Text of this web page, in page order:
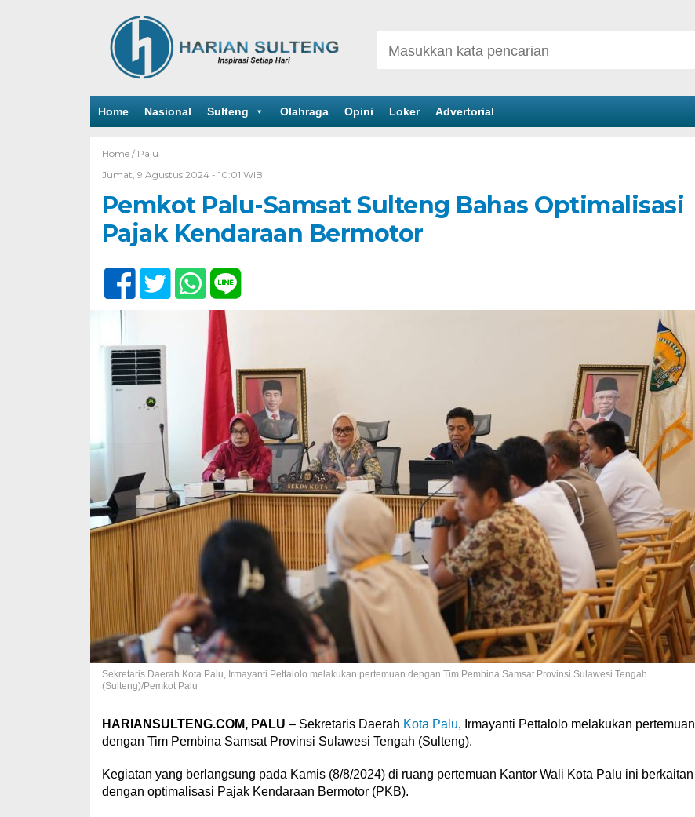
Home Nasional Sulteng Olahraga Opini Loker Advertorial
Home / Palu
Jumat, 9 Agustus 2024 - 10:01 WIB
Pemkot Palu-Samsat Sulteng Bahas Optimalisasi
Pajak Kendaraan Bermotor
Sekretaris Daerah Kota Palu, Irmayanti Pettalolo melakukan pertemuan dengan Tim Pembina Samsat Provinsi Sulawesi Tengah
(Sulteng)/Pemkot Palu
HARIANSULTENG.COM, PALU – Sekretaris Daerah Kota Palu, Irmayanti Pettalolo melakukan pertemuan
dengan Tim Pembina Samsat Provinsi Sulawesi Tengah (Sulteng).
Kegiatan yang berlangsung pada Kamis (8/8/2024) di ruang pertemuan Kantor Wali Kota Palu ini berkaitan
dengan optimalisasi Pajak Kendaraan Bermotor (PKB).